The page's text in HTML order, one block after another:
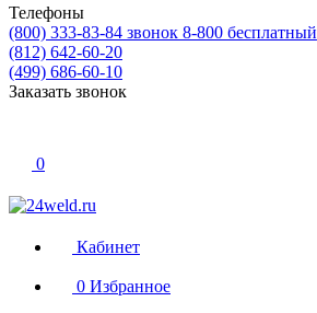
Телефоны
(800) 333-83-84 звонок 8-800 бесплатный
(812) 642-60-20
(499) 686-60-10
Заказать звонок
0
Кабинет
0 Избранное